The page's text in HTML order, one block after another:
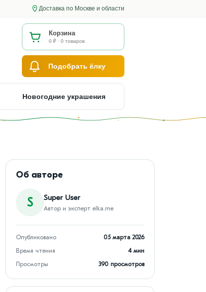
Доставка по Москве и области
Корзина
0 ₽ · 0 товаров
Подобрать ёлку
Новогодние украшения
Об авторе
S Super User
Автор и эксперт elka.me
Опубликовано
05 марта 2026
Время чтения
4 мин
Просмотры
390 просмотров